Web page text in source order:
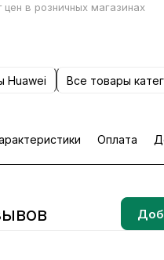
цен в розничных магазинах
Huawei Все товары
Оплата